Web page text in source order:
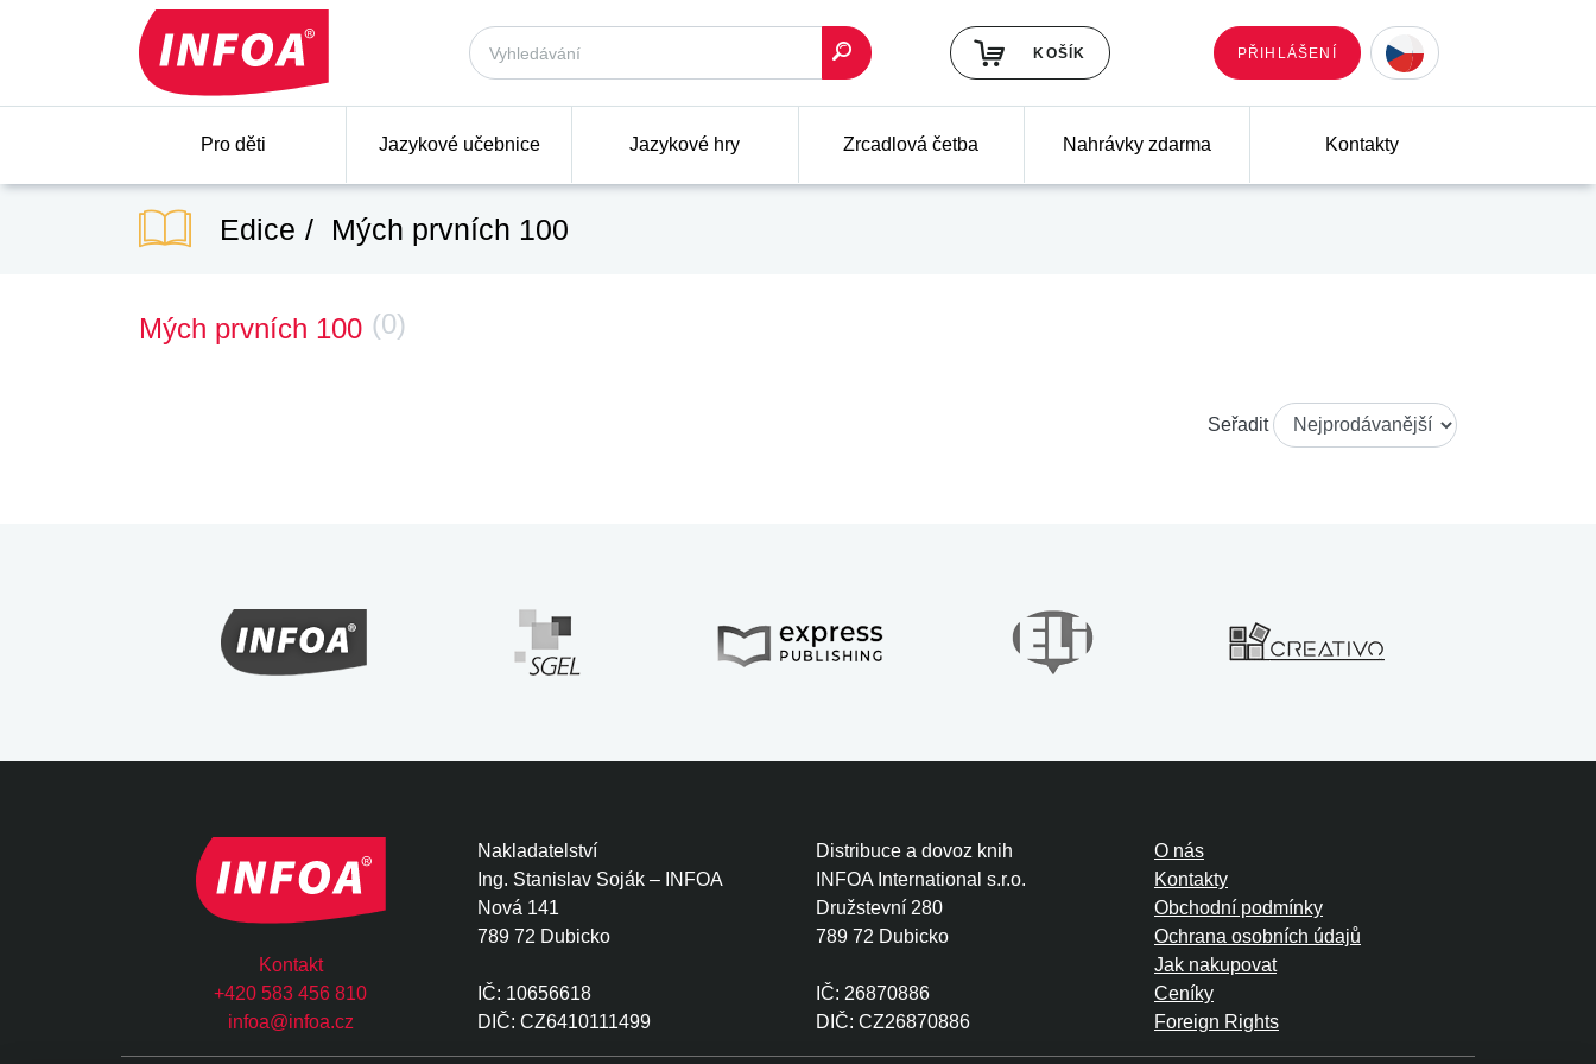
KOŠÍK PŘIHLÁŠENÍ
Pro děti Jazykové učebnice Jazykové hry Zrcadlová četba Nahrávky zdarma Kontakty
Edice Mých prvních 100
Mých prvních 100 (0)
Seřadit
Kontakt
+420 583 456 810
infoa@infoa.cz
Nakladatelství
Ing. Stanislav Soják – INFOA
Nová 141
789 72 Dubicko
IČ: 10656618
DIČ: CZ6410111499
Distribuce a dovoz knih
INFOA International s.r.o.
Družstevní 280
789 72 Dubicko
IČ: 26870886
DIČ: CZ26870886
O nás
Kontakty
Obchodní podmínky
Ochrana osobních údajů
Jak nakupovat
Ceníky
Foreign Rights